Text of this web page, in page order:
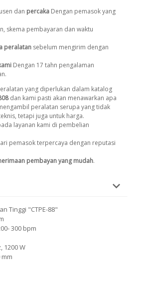
dan percaka Dengan pemasok yang
skema pembayaran dan waktu
peralatan sebelum mengirim dengan
Dengan 17 tahn pengalaman
yang diperlukan dalam katalog
dan kami pasti akan menawarkan apa
peralatan serupa yang tidak
tetapi juga untuk harga.
layanan kami di pembelian
pemasok terpercaya dengan reputasi
pembayan yang mudah.
Tinggi "CTPE-88"
300 bpm
1200 W